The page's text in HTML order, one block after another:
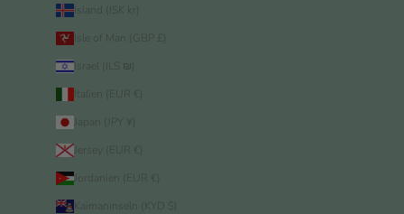
Island (ISK kr)
Isle of Man (GBP £)
Israel (ILS ₪)
Italien (EUR €)
Japan (JPY ¥)
Jersey (EUR €)
Jordanien (EUR €)
Kaimaninseln (KYD $)